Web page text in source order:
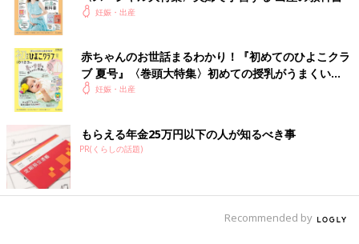
妊娠・出産
赤ちゃんのお世話まるわかり！『初めてのひよこクラ
ブ 夏号』〈巻頭大特集〉初めての授乳がうまくい
く！ おっぱい・ミルクの基本と夏のトラブル 解決テ
妊娠・出産
もらえる年金25万円以下の人が知るべき事
PR(くらしの話題)
Recommended by